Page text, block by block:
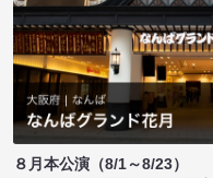
８月本公演（8/1～8/23）